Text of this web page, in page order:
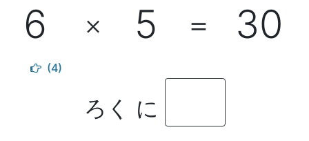
6 × 5 ＝ 30
(4)
ろく に